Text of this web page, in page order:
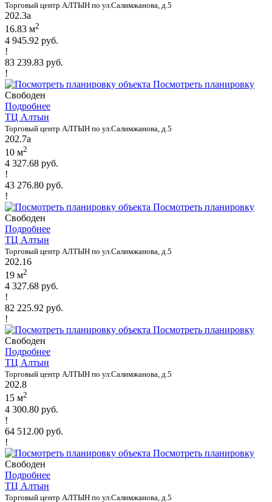
Торговый центр АЛТЫН по ул.Салимжанова, д.5
202.3а
16.83 м2
4 945.92 руб.
!
83 239.83 руб.
!
Посмотреть планировку
Свободен
Подробнее
ТЦ Алтын
Торговый центр АЛТЫН по ул.Салимжанова, д.5
202.7а
10 м2
4 327.68 руб.
!
43 276.80 руб.
!
Посмотреть планировку
Свободен
Подробнее
ТЦ Алтын
Торговый центр АЛТЫН по ул.Салимжанова, д.5
202.16
19 м2
4 327.68 руб.
!
82 225.92 руб.
!
Посмотреть планировку
Свободен
Подробнее
ТЦ Алтын
Торговый центр АЛТЫН по ул.Салимжанова, д.5
202.8
15 м2
4 300.80 руб.
!
64 512.00 руб.
!
Посмотреть планировку
Свободен
Подробнее
ТЦ Алтын
Торговый центр АЛТЫН по ул.Салимжанова, д.5